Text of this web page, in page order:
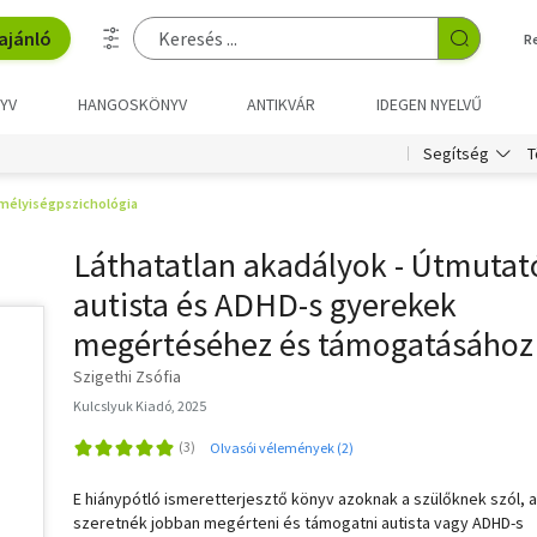
HANGOSKÖNYV ANTIKVÁR IDEGEN NYELVŰ
Segítség
Láthatatlan akadályok -
autista és ADHD-s gyerekek
megértéséhez és támogatásához
Szigethi Zsófia
Kulcslyuk Kiadó, 2025
Olvasói vélemények (2)
E hiánypótló ismeretterjesztő könyv azoknak a szülőknek szól,
szeretnék jobban megérteni és támogatni autista vagy ADHD-s